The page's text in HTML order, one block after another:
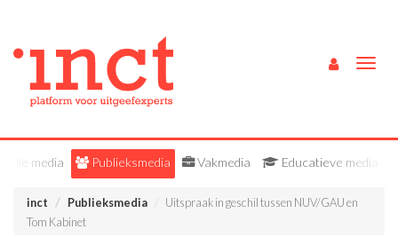
Alle media Publieksmedia Vakmedia Educatieve media
inct Publieksmedia
Uitspraak in geschil tussen NUV/GAU en
Tom Kabinet